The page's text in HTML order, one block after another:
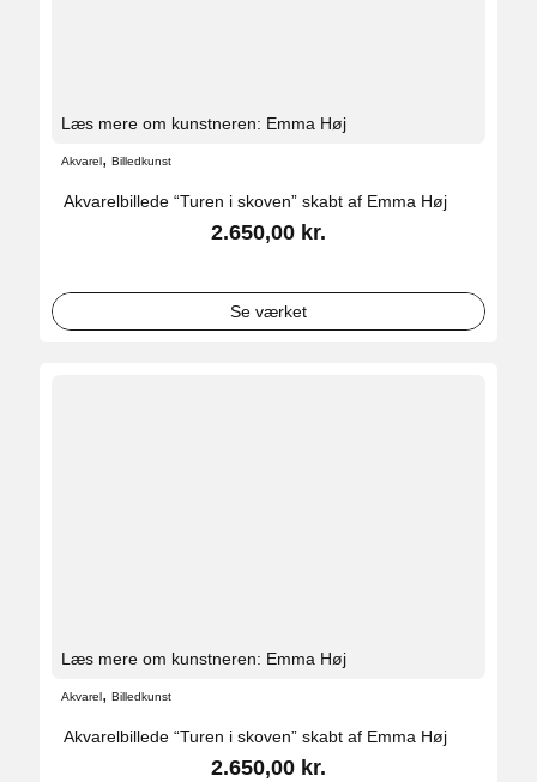
Læs mere om kunstneren: Emma Høj
Akvarel,Billedkunst
Akvarelbillede “Turen i skoven” skabt af Emma Høj
2.650,00 kr.
Se værket
Læs mere om kunstneren: Emma Høj
Akvarel,Billedkunst
Akvarelbillede “Turen i skoven” skabt af Emma Høj
2.650,00 kr.